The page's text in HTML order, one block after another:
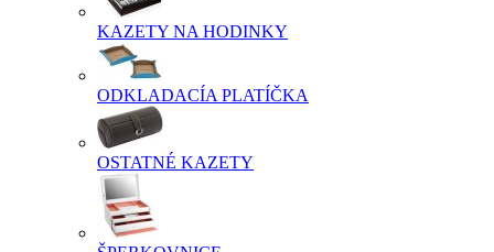
KAZETY NA HODINKY
ODKLADACÍA PLATÍČKA
OSTATNÉ KAZETY